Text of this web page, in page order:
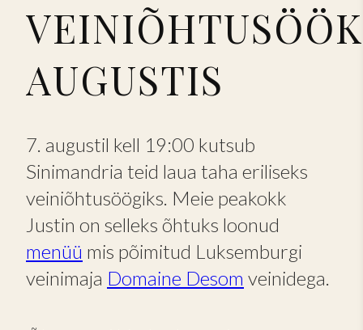
VEINIÕHTUSÖÖK
AUGUSTIS
7. augustil kell 19:00 kutsub
Sinimandria teid laua taha eriliseks
veiniõhtusöögiks. Meie peakokk
Justin on selleks õhtuks loonud
menüü mis põimitud Luksemburgi
veinimaja Domaine Desom veinidega.